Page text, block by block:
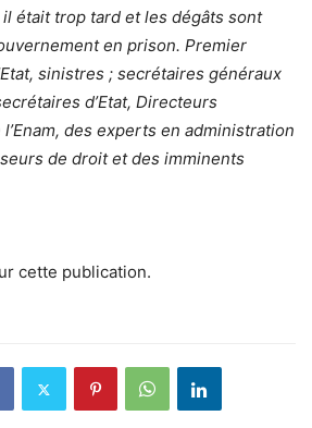
était trop tard et les dégâts sont
en prison. Premier
sinistres ; secrétaires généraux
d’Etat, Directeurs
des experts en administration
de droit et des imminents
cette publication.